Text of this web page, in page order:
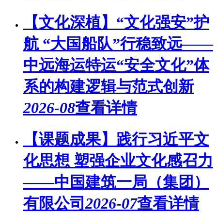
【文化深植】“文化强安”护
航 “大国船队”行稳致远——
中远海运特运“安全文化”体
系的构建逻辑与范式创新
2026-08查看详情
【课题成果】践行习近平文
化思想 塑强企业文化感召力
——中国建筑一局（集团）
有限公司2026-07查看详情